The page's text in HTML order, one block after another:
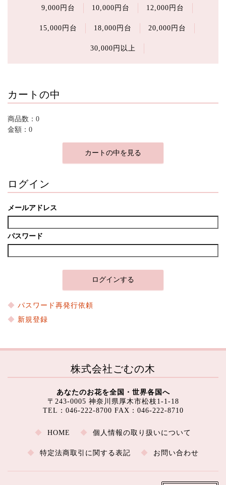
9,000円台 10,000円台 12,000円台
15,000円台 18,000円台 20,000円台
30,000円以上
カートの中
商品数：0
金額：0
カートの中を見る
ログイン
メールアドレス
パスワード
パスワード再発行依頼
新規登録
株式会社ごむの木
あなたのお花を全国・世界各国へ
〒243-0005 神奈川県厚木市松枝1-1-18
TEL：046-222-8700 FAX：046-222-8710
HOME 個人情報の取り扱いについて
特定法商取引に関する表記 お問い合わせ